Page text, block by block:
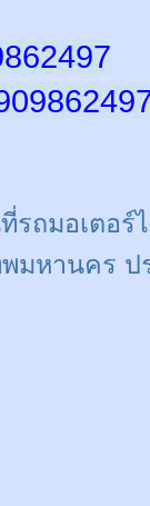
รถมอเตอร์
พมหานคร ป